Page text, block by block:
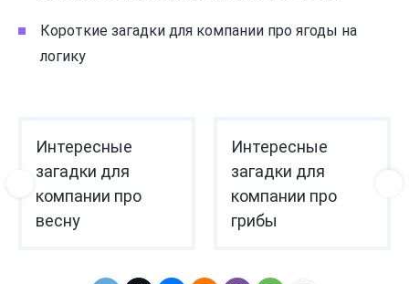
Короткие загадки для компании про ягоды на
логику
Интересные
загадки для
компании про
весну
Интересные
загадки для
компании про
грибы